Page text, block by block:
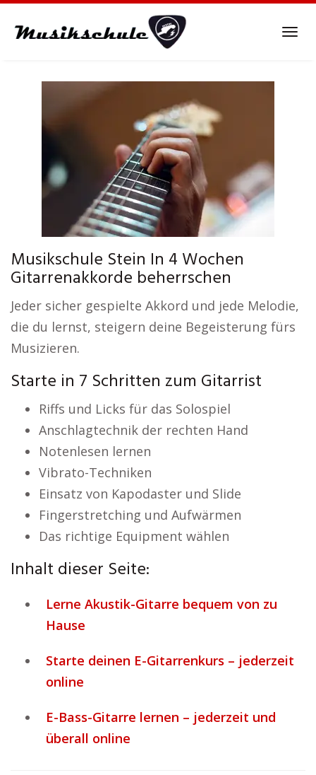
Musikschule Stein In 4 Wochen
Gitarrenakkorde beherrschen
Jeder sicher gespielte Akkord und jede Melodie,
die du lernst, steigern deine Begeisterung fürs
Musizieren.
Starte in 7 Schritten zum Gitarrist
Riffs und Licks für das Solospiel
Anschlagtechnik der rechten Hand
Notenlesen lernen
Vibrato-Techniken
Einsatz von Kapodaster und Slide
Fingerstretching und Aufwärmen
Das richtige Equipment wählen
Inhalt dieser Seite:
Lerne Akustik-Gitarre bequem von zu
Hause
Starte deinen E-Gitarrenkurs – jederzeit
online
E-Bass-Gitarre lernen – jederzeit und
überall online